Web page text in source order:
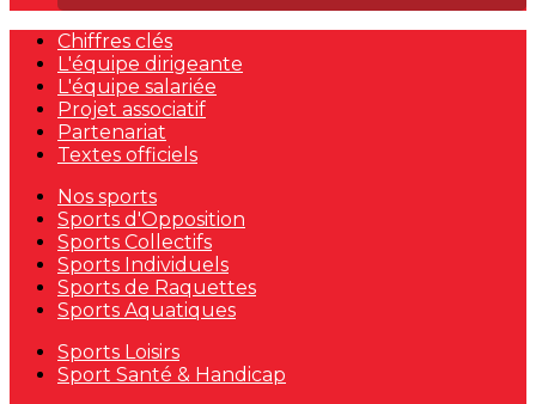
Chiffres clés
L'équipe dirigeante
L'équipe salariée
Projet associatif
Partenariat
Textes officiels
Nos sports
Sports d'Opposition
Sports Collectifs
Sports Individuels
Sports de Raquettes
Sports Aquatiques
Sports Loisirs
Sport Santé & Handicap